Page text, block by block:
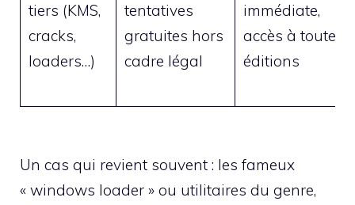
tiers (KMS,
cracks,
loaders…)
tentatives
gratuites hors
cadre légal
immédiate,
accès à toutes
éditions
Un cas qui revient souvent : les fameux
« windows loader » ou utilitaires du genre,